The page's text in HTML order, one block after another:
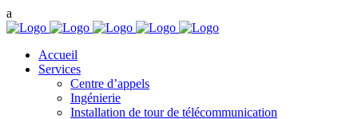
Accueil
Services
Centre d’appels
Ingénierie
Installation de tour de télécommunication